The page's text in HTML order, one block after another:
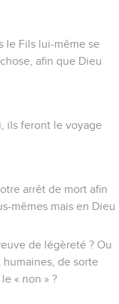
le Fils lui-même se
afin que Dieu
ils feront le voyage
arrêt de mort afin
mêmes mais en Dieu
de légèreté ? Ou
de sorte
« non » ?